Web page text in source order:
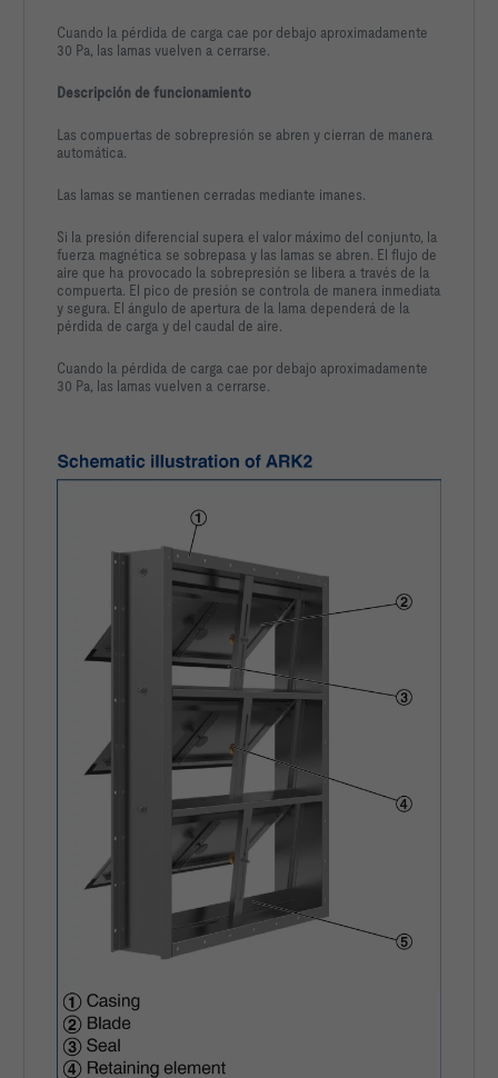
Cuando la pérdida de carga cae por debajo aproximadamente
30 Pa, las lamas vuelven a cerrarse.
Descripción de funcionamiento
Las compuertas de sobrepresión se abren y cierran de manera
automática.
Las lamas se mantienen cerradas mediante imanes.
Si la presión diferencial supera el valor máximo del conjunto, la
fuerza magnética se sobrepasa y las lamas se abren. El flujo de
aire que ha provocado la sobrepresión se libera a través de la
compuerta. El pico de presión se controla de manera inmediata
y segura. El ángulo de apertura de la lama dependerá de la
pérdida de carga y del caudal de aire.
Cuando la pérdida de carga cae por debajo aproximadamente
30 Pa, las lamas vuelven a cerrarse.